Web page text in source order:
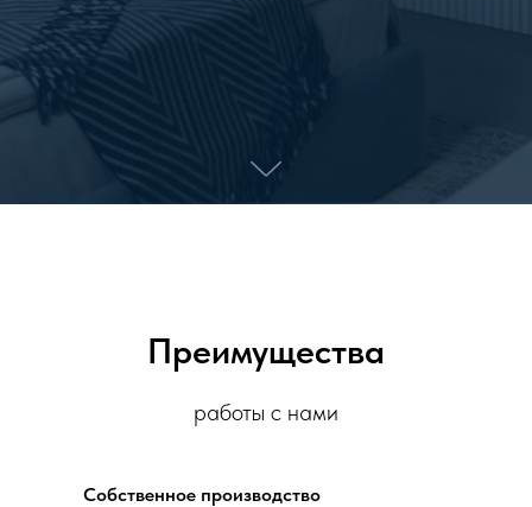
Преимущества
работы с нами
Собственное производство